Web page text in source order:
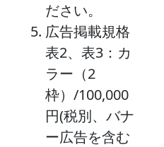
ださい。
広告掲載規格
表2、表3：カ
ラー（2
枠）/100,000
円(税別、バナ
ー広告を含む